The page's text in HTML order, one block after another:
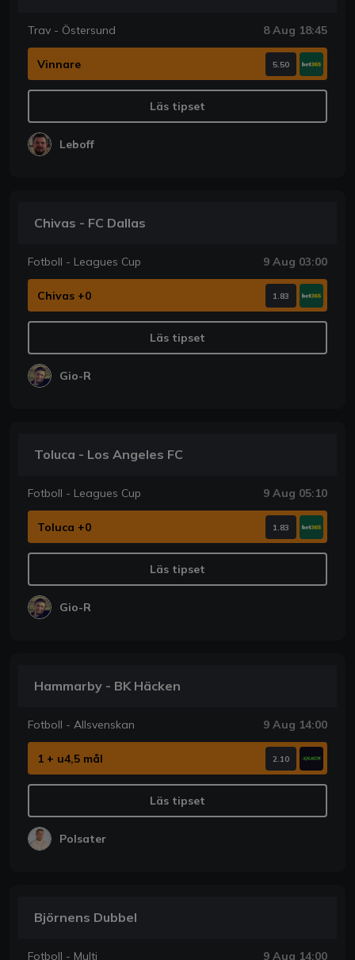
Trav - Östersund 8 Aug 18:45
Vinnare 5.50
Läs tipset
Leboff
Chivas - FC Dallas
Fotboll - Leagues Cup 9 Aug 03:00
Chivas +0 1.83
Läs tipset
Gio-R
Toluca - Los Angeles FC
Fotboll - Leagues Cup 9 Aug 05:10
Toluca +0 1.83
Läs tipset
Gio-R
Hammarby - BK Häcken
Fotboll - Allsvenskan 9 Aug 14:00
1 + u4,5 mål 2.10
Läs tipset
Polsater
Björnens Dubbel
Fotboll - Multi 9 Aug 14:00